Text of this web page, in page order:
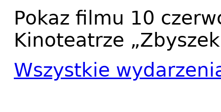
Pokaz filmu 10
Kinoteatrze
Wszystkie